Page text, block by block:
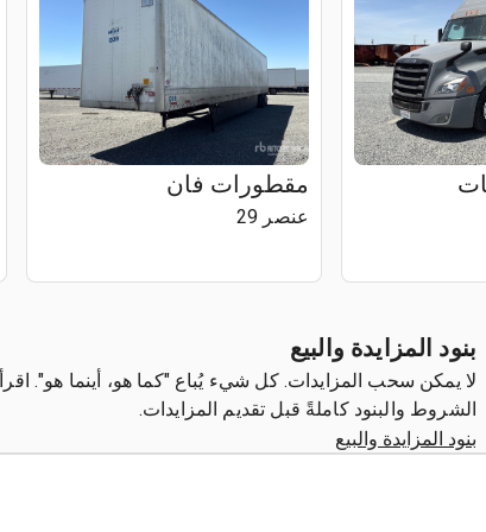
مقطورات فان
عنصر 29
بنود المزايدة والبيع
لا يمكن سحب المزايدات. كل شيء يُباع "كما هو، أينما هو". اقرأ
الشروط والبنود كاملةً قبل تقديم المزايدات.
بنود المزايدة والبيع